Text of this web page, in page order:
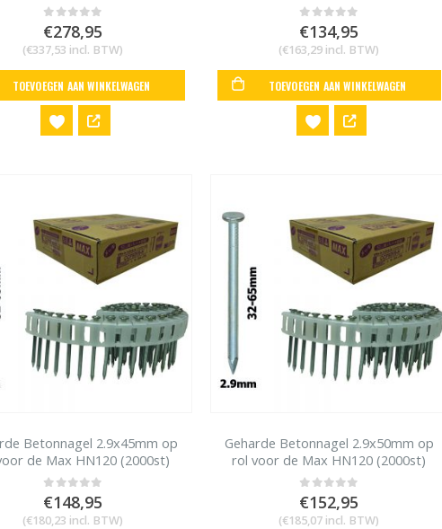
0out of 5
€278,95
(€337,53 incl. BTW)
TOEVOEGEN AAN WINKELWAGEN
0out of 5
€134,95
(€163,29 incl. BTW)
TOEVOEGEN AAN WINKELWAGEN
Betonnagel 2.9x45mm op
de Max HN120 (2000st)
0out of 5
€148,95
(€180,23 incl. BTW)
Geharde Betonnagel 2.9x50mm op
rol voor de Max HN120 (2000st)
0out of 5
€152,95
(€185,07 incl. BTW)